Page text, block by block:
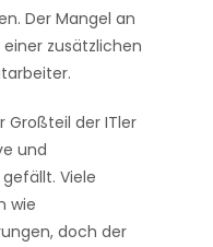
Der Mangel an
zusätzlichen
Großteil der ITler
und
Viele
wie
doch der